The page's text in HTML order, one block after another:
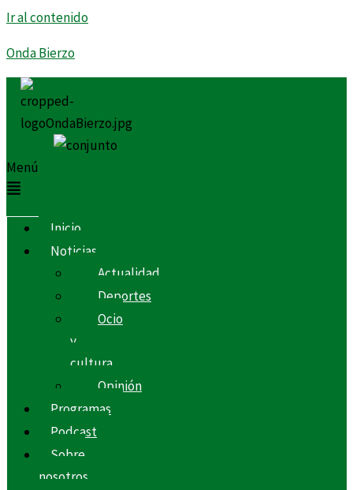
Ir al contenido
Onda Bierzo
Menú
Inicio
Noticias
Actualidad
Deportes
Ocio
y
cultura
Opinión
Programas
Podcast
Sobre
nosotros